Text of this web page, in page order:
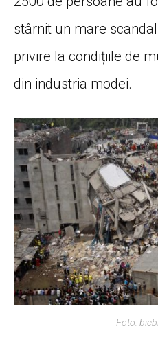
stârnit un mare
privire la condițiile de
din industria modei.
Foto: